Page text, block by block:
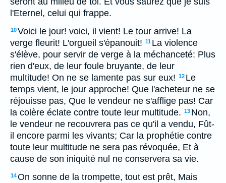
l'Eternel, celui qui frappe.
10Voici le jour! voici, il vient! Le tour arrive! La
verge fleurit! L'orgueil s'épanouit! 11 La violence
s'élève, pour servir de verge à la méchanceté: Plus
rien d'eux, de leur foule bruyante, de leur
multitude! On ne se lamente pas sur eux! 12 Le
temps vient, le jour approche! Que l'acheteur ne se
réjouisse pas, Que le vendeur ne s'afflige pas! Car
la colère éclate contre toute leur multitude. 13 Non,
le vendeur ne recouvrera pas ce qu'il a vendu, Fût-
il encore parmi les vivants; Car la prophétie contre
toute leur multitude ne sera pas révoquée, Et à
cause de son iniquité nul ne conservera sa vie.
14On sonne de la trompette, tout est prêt, Mais